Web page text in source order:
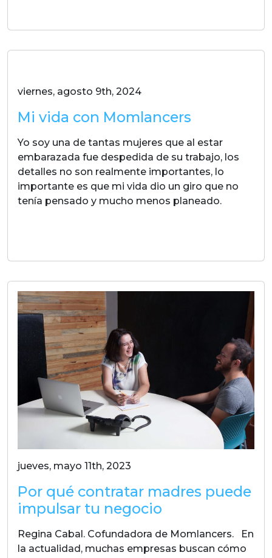
viernes, agosto 9th, 2024
Mi vida con Momlancers
Yo soy una de tantas mujeres que al estar
embarazada fue despedida de su trabajo, los
detalles no son realmente importantes, lo
importante es que mi vida dio un giro que no
tenía pensado y mucho menos planeado.
jueves, mayo 11th, 2023
Por qué contratar madres puede
impulsar tu negocio
Regina Cabal. Cofundadora de Momlancers. En
la actualidad, muchas empresas buscan cómo